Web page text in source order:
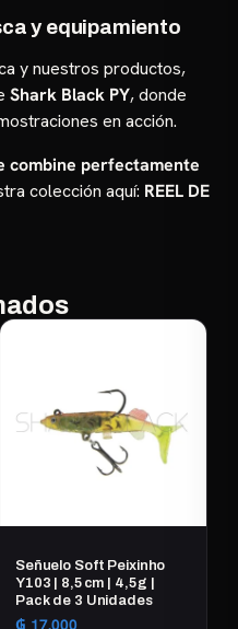
y equipamiento
y nuestros productos,
Shark Black PY, donde
en acción.
combine perfectamente
colección aquí: REEL DE
Señuelo Soft Peixinho
Y103 | 8,5 cm | 4,5 g |
Pack de 3 Unidades
₲ 17.000